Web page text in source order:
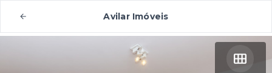
Avilar Imóveis